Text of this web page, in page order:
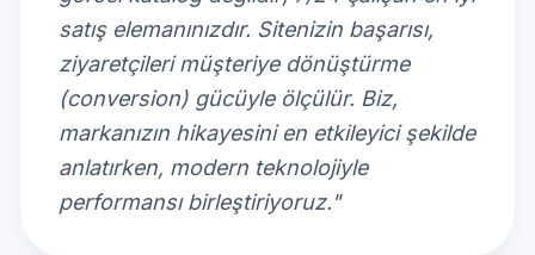
satış elemanınızdır. Sitenizin başarısı,
ziyaretçileri müşteriye dönüştürme
(conversion) gücüyle ölçülür. Biz,
markanızın hikayesini en etkileyici şekilde
anlatırken, modern teknolojiyle
performansı birleştiriyoruz."